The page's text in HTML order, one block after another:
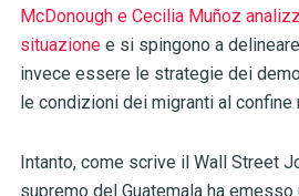
McDonough e Cecilia Muñoz
situazionee si spingono a
invece essere le strategie dei
le condizioni dei migranti al confine
Intanto, come scrive il Wall Street
supremo del Guatemala ha